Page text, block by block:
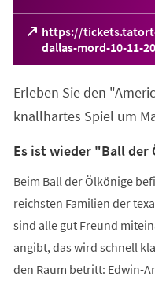
https://
dallas-mord-10-11-
(Öffnet
in
neuen
Tab)
Erleben Sie den
knallhartes Spiel um
Es ist wieder "Ball der
Beim Ball der Ölkönige
reichsten Familien der
sind alle gut Freund
angibt, das wird schnell
den Raum betritt: Edwin-